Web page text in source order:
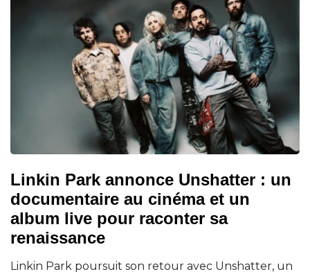
Linkin Park annonce Unshatter : un
documentaire au cinéma et un
album live pour raconter sa
renaissance
Linkin Park poursuit son retour avec Unshatter, un